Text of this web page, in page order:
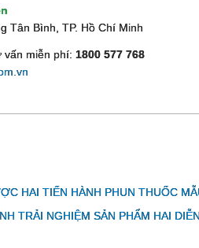
Tân Bình, TP. Hồ Chí Minh
miễn phí: 1800 577 768
HAI TIẾN HÀNH PHUN THUỐC
TRẢI NGHIỆM SẢN PHẨM HAI